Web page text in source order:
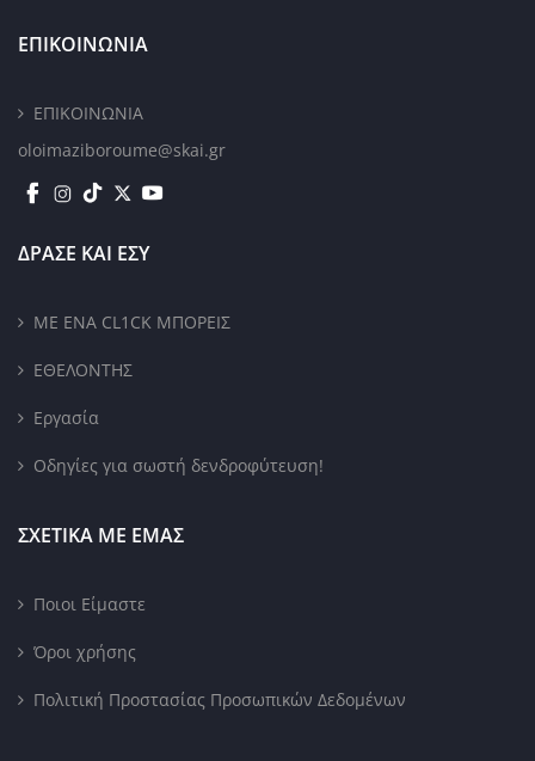
ΕΠΙΚΟΙΝΩΝΙΑ
ΕΠΙΚΟΙΝΩΝΙΑ
oloimaziboroume@skai.gr
ΔΡΑΣΕ ΚΑΙ ΕΣΥ
ΜΕ ΕΝΑ CL1CK ΜΠΟΡΕΙΣ
ΕΘΕΛΟΝΤΗΣ
Εργασία
Οδηγίες για σωστή δενδροφύτευση!
ΣΧΕΤΙΚΑ ΜΕ ΕΜΑΣ
Ποιοι Είμαστε
Όροι χρήσης
Πολιτική Προστασίας Προσωπικών Δεδομένων